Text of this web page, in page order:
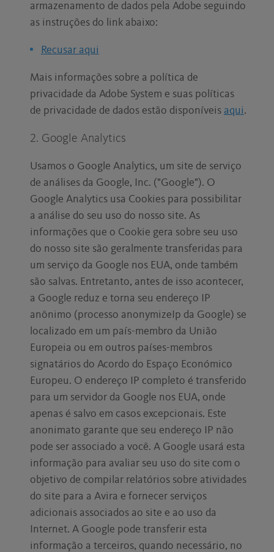
armazenamento de dados pela Adobe seguindo
as instruções do link abaixo:
Recusar aqui
Mais informações sobre a política de
privacidade da Adobe System e suas políticas
de privacidade de dados estão disponíveis aqui.
2. Google Analytics
Usamos o Google Analytics, um site de serviço
de análises da Google, Inc. ("Google"). O
Google Analytics usa Cookies para possibilitar
a análise do seu uso do nosso site. As
informações que o Cookie gera sobre seu uso
do nosso site são geralmente transferidas para
um serviço da Google nos EUA, onde também
são salvas. Entretanto, antes de isso acontecer,
a Google reduz e torna seu endereço IP
anônimo (processo anonymizeIp da Google) se
localizado em um país-membro da União
Europeia ou em outros países-membros
signatários do Acordo do Espaço Económico
Europeu. O endereço IP completo é transferido
para um servidor da Google nos EUA, onde
apenas é salvo em casos excepcionais. Este
anonimato garante que seu endereço IP não
pode ser associado a você. A Google usará esta
informação para avaliar seu uso do site com o
objetivo de compilar relatórios sobre atividades
do site para a Avira e fornecer serviços
adicionais associados ao site e ao uso da
Internet. A Google pode transferir esta
informação a terceiros, quando necessário, no